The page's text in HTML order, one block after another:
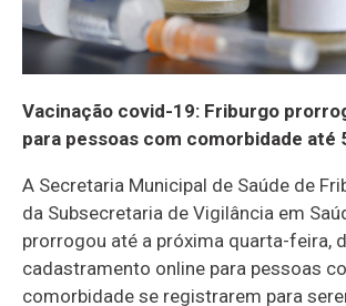
Vacinação covid-19: Friburgo
para pessoas com comorbidade até
A Secretaria Municipal de Saúde de
da Subsecretaria de Vigilância em
prorrogou até a próxima quarta-feira,
cadastramento online para pessoas
comorbidade se registrarem para